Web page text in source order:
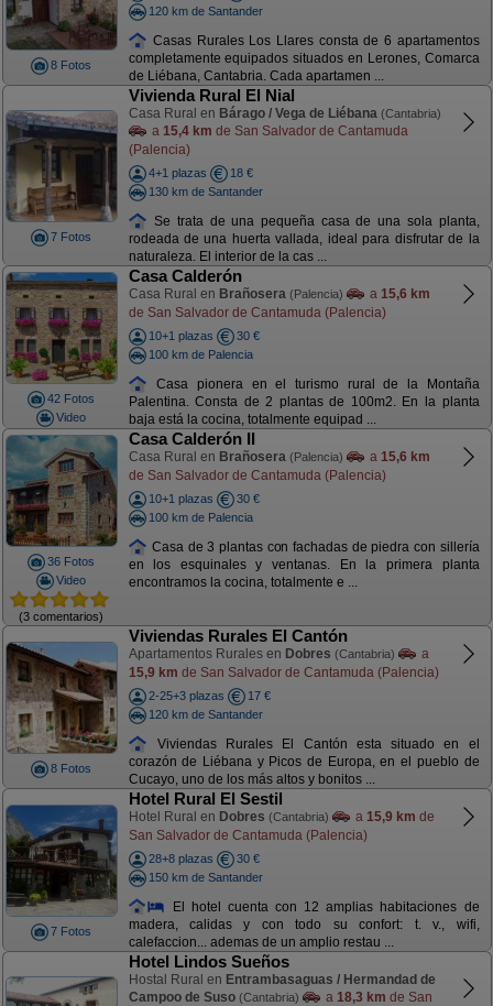
8 Fotos
120 km de Santander
Casas Rurales Los Llares consta de 6 apartamentos
completamente equipados situados en Lerones, Comarca
de Liébana, Cantabria. Cada apartamen ...
7 Fotos
Vivienda Rural El Nial
Casa Rural en Bárago / Vega de Liébana (Cantabria)
a 15,4 km de San Salvador de Cantamuda
(Palencia)
4+1 plazas
18 €
130 km de Santander
Se trata de una pequeña casa de una sola planta,
rodeada de una huerta vallada, ideal para disfrutar de la
naturaleza. El interior de la cas ...
42 Fotos
Video
Casa Calderón
Casa Rural en Brañosera (Palencia) a 15,6 km
de San Salvador de Cantamuda (Palencia)
10+1 plazas
30 €
100 km de Palencia
Casa pionera en el turismo rural de la Montaña
Palentina. Consta de 2 plantas de 100m2. En la planta
baja está la cocina, totalmente equipad ...
36 Fotos
Video
(3 comentarios)
Casa Calderón II
Casa Rural en Brañosera (Palencia) a 15,6 km
de San Salvador de Cantamuda (Palencia)
10+1 plazas
30 €
100 km de Palencia
Casa de 3 plantas con fachadas de piedra con sillería
en los esquinales y ventanas. En la primera planta
encontramos la cocina, totalmente e ...
8 Fotos
Viviendas Rurales El Cantón
Apartamentos Rurales en Dobres (Cantabria)
a
15,9 km de San Salvador de Cantamuda (Palencia)
2-25+3 plazas
17 €
120 km de Santander
Viviendas Rurales El Cantón esta situado en el
corazón de Liébana y Picos de Europa, en el pueblo de
Cucayo, uno de los más altos y bonitos ...
7 Fotos
Hotel Rural El Sestil
Hotel Rural en Dobres (Cantabria) a 15,9 km de
San Salvador de Cantamuda (Palencia)
28+8 plazas
30 €
150 km de Santander
El hotel cuenta con 12 amplias habitaciones de
madera, calidas y con todo su confort: t. v., wifi,
calefaccion... ademas de un amplio restau ...
Hotel Lindos Sueños
Hostal Rural en Entrambasaguas / Hermandad de
Campoo de Suso (Cantabria) a 18,3 km de San